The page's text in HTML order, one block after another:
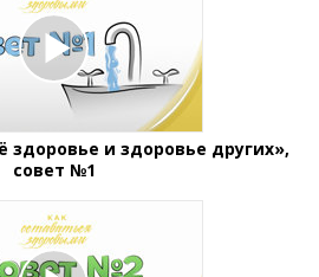
здоровье и здоровье других»,
совет №1